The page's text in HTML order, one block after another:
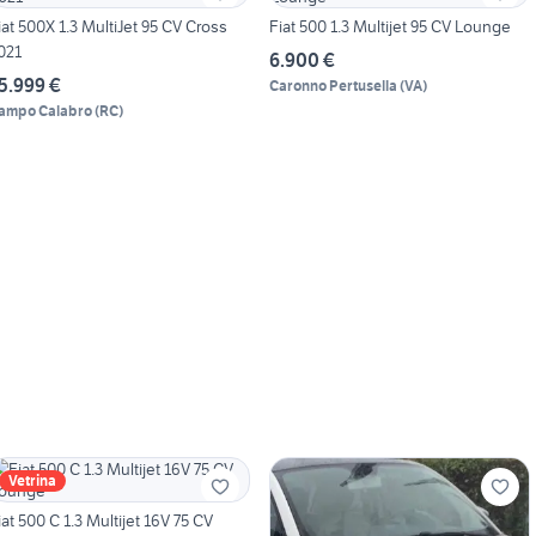
500X 1.3 MultiJet 95 CV Cross
€
Calabro(RC)
Fiat 500 1.3 Multijet 95 CV Lounge
6.900 €
Caronno Pertusella (VA)
Vetrina
500 C 1.3 Multijet 16V 75 CV